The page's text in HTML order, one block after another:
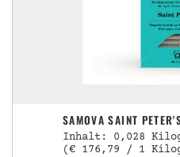
SAMOVA SAINT
Inhalt: 0,028
(€ 176,79 / 1